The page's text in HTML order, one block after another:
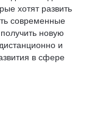
хотят развить
современные
новую
и
в сфере